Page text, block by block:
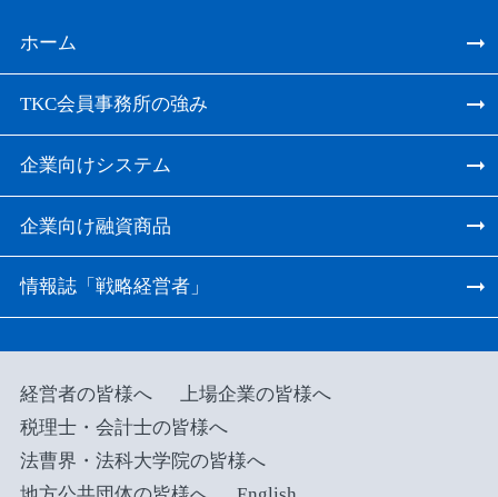
ホーム
TKC会員事務所の強み
企業向けシステム
企業向け融資商品
情報誌「戦略経営者」
経営者の皆様へ
上場企業の皆様へ
税理士・会計士の皆様へ
法曹界・法科大学院の皆様へ